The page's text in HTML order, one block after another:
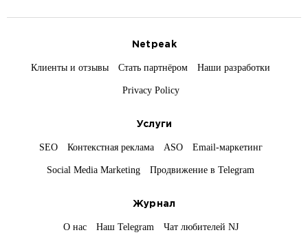
Netpeak
Клиенты и отзывы Стать партнёром Наши разработки
Privacy Policy
Услуги
SEO Контекстная реклама ASO Email-маркетинг
Social Media Marketing Продвижение в Telegram
Журнал
О нас Наш Telegram Чат любителей NJ